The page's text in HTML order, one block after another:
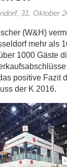
, 31. Oktober
(W&H)
mehr als
1000 Gäste
positive Fazit
der K 2016.